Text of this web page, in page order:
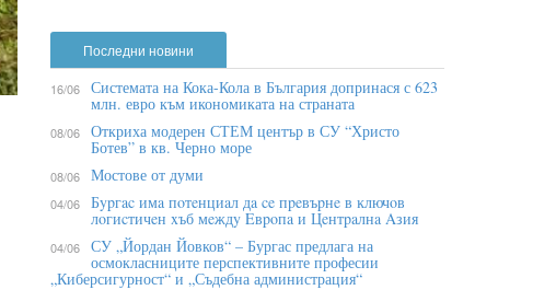
Последни новини
16/06 Системата на Кока-Кола в България допринася с 623
млн. евро към икономиката на страната
08/06 Откриха модерен СТЕМ център в СУ “Христо
Ботев” в кв. Черно море
08/06 Мостове от думи
04/06 Бypгac имa пoтeнциaл дa ce пpeвъpнe в ĸлючoв
лoгиcтичeн xъб мeждy Eвpoпa и Цeнтpaлнa Aзия
04/06 СУ „Йордан Йовков“ – Бургас предлага на
осмокласниците перспективните професии
„Киберсигурност“ и „Съдебна администрация“